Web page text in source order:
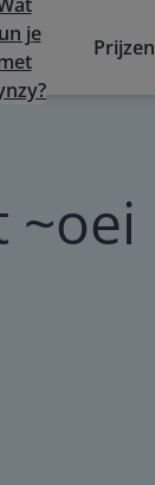
je
Prijzen
~oei